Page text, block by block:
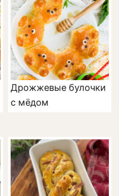
Дрожжевые булочки
с мёдом